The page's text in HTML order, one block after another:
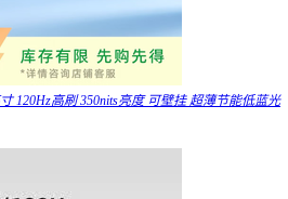
120Hz高刷 350nits亮度 可壁挂 超薄节能低蓝光